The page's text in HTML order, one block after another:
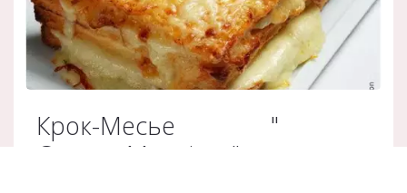
Крок-Месье "
Croque Monsieur"